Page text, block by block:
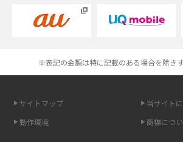
Androidスマホとは？特徴やメリット・デメリット
高校生にスマホ制限は必要？所持率やメリット・デ
トを解説
スマホや携帯端末の通信速度制限とは？回避のコツ
※表記の金額は特に記載のある場合を除き
サイトマップ
当サイト
動作環境
商標につ